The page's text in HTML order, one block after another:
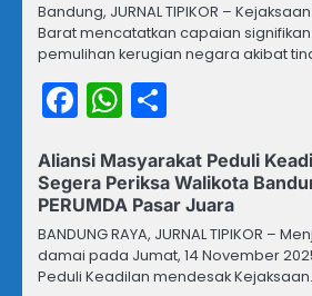
Bandung, JURNAL TIPIKOR –
Barat mencatatkan capaian
pemulihan kerugian negara akibat
Facebook
WhatsApp
Aliansi Masyarakat Peduli
Segera Periksa Walikota
PERUMDA Pasar Juara
BANDUNG RAYA, JURNAL TIPIKOR –
damai pada Jumat, 14 November
Peduli Keadilan mendesak